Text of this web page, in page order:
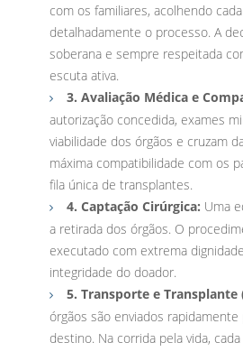
com os familiares, acolhendo
detalhadamente o processo. A
soberana e sempre respeitada
escuta ativa.
3. Avaliação Médica e
autorização concedida, exames
viabilidade dos órgãos e cruzam
máxima compatibilidade com os
fila única de transplantes.
4. Captação Cirúrgica: Uma
a retirada dos órgãos. O
executado com extrema
integridade do doador.
5. Transporte e Transplante
órgãos são enviados
destino. Na corrida pela vida,